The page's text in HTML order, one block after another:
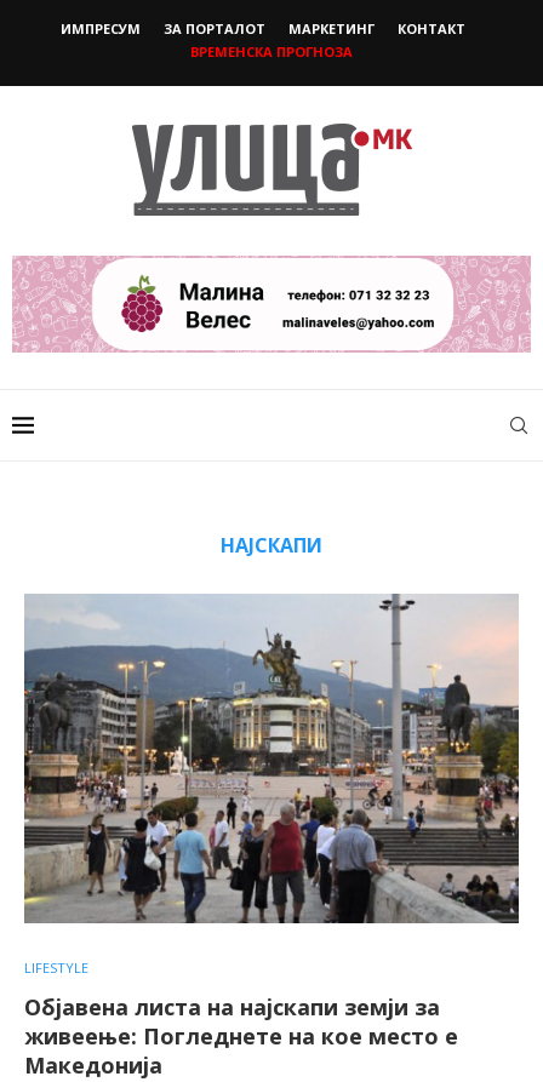
ИМПРЕСУМ ЗА ПОРТАЛОТ МАРКЕТИНГ
КОНТАКТ
ВРЕМЕНСКА ПРОГНОЗА
НАЈСКАПИ
LIFESTYLE
Објавена листа на најскапи земји за
живеење: Погледнете на кое место е
Македонија